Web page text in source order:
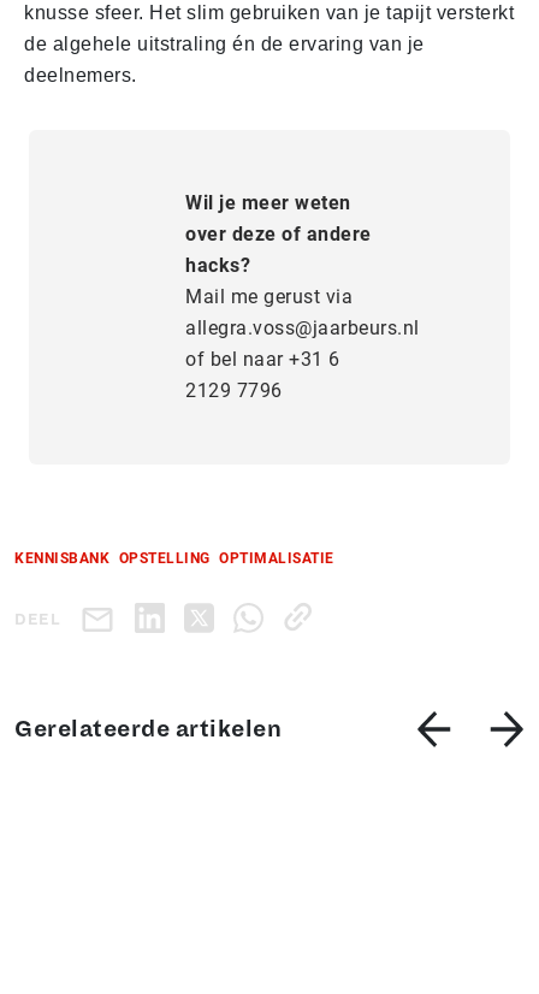
knusse sfeer. Het slim gebruiken van je tapijt versterkt
de algehele uitstraling én de ervaring van je
deelnemers.
Wil je meer weten
over deze of andere
hacks?
Mail me gerust via
allegra.voss@jaarbeurs.nl
of bel naar +31 6
2129 7796
KENNISBANK OPSTELLING OPTIMALISATIE
DEEL
Gerelateerde artikelen